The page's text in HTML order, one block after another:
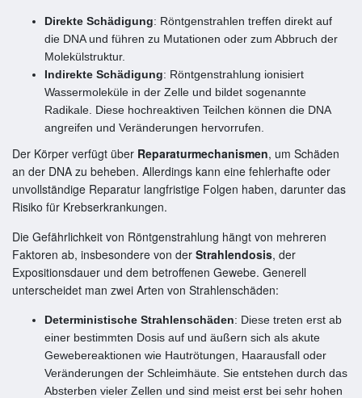
Direkte Schädigung: Röntgenstrahlen treffen direkt auf
die DNA und führen zu Mutationen oder zum Abbruch der
Molekülstruktur.
Indirekte Schädigung: Röntgenstrahlung ionisiert
Wassermoleküle in der Zelle und bildet sogenannte
Radikale. Diese hochreaktiven Teilchen können die DNA
angreifen und Veränderungen hervorrufen.
Der Körper verfügt über Reparaturmechanismen, um Schäden
an der DNA zu beheben. Allerdings kann eine fehlerhafte oder
unvollständige Reparatur langfristige Folgen haben, darunter das
Risiko für Krebserkrankungen.
Die Gefährlichkeit von Röntgenstrahlung hängt von mehreren
Faktoren ab, insbesondere von der Strahlendosis, der
Expositionsdauer und dem betroffenen Gewebe. Generell
unterscheidet man zwei Arten von Strahlenschäden:
Deterministische Strahlenschäden: Diese treten erst ab
einer bestimmten Dosis auf und äußern sich als akute
Gewebereaktionen wie Hautrötungen, Haarausfall oder
Veränderungen der Schleimhäute. Sie entstehen durch das
Absterben vieler Zellen und sind meist erst bei sehr hohen